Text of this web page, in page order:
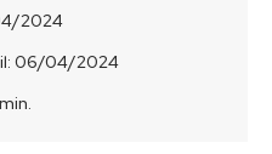
2024
06/04/2024
min.